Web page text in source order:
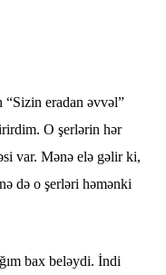
“Sizin eradan əvvəl”
O şerlərin hər
var. Mənə elə gəlir ki,
də o şerləri həmənki
bax beləydi. İndi